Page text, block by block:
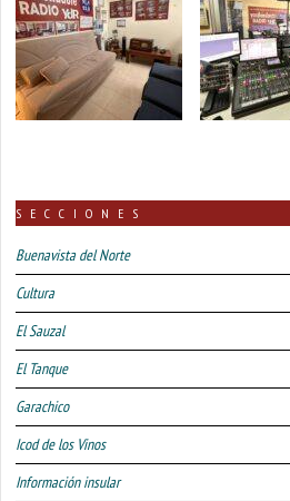
SECCIONES
Buenavista del Norte
Cultura
El Sauzal
El Tanque
Garachico
Icod de los Vinos
Información insular